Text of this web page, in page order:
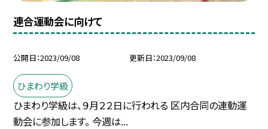
連合運動会に向けて
公開日 2023/09/08 更新日 2023/09/08
ひまわり学級
ひまわり学級は、９月２２日に行われる 区内合同の連動運
動会に参加します。 今週は...